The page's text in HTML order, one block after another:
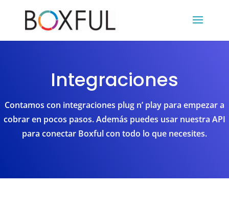
Integraciones
Contamos con integraciones plug n’ play para empezar a
cobrar en pocos pasos. Además puedes usar nuestra API
para conectar Boxful con todo lo que necesites.